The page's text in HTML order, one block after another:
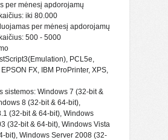
per mėnesį apdorojamų
iki 80.000
per mėnesį apdorojamų
500 - 5000
PCL5e,
FX, IBM ProPrinter, XPS,
sistemos: Windows 7 (32-bit &
8 (32-bit & 64-bit),
(32-bit & 64-bit), Windows
(32-bit & 64-bit), Windows Vista
bit), Windows Server 2008 (32-